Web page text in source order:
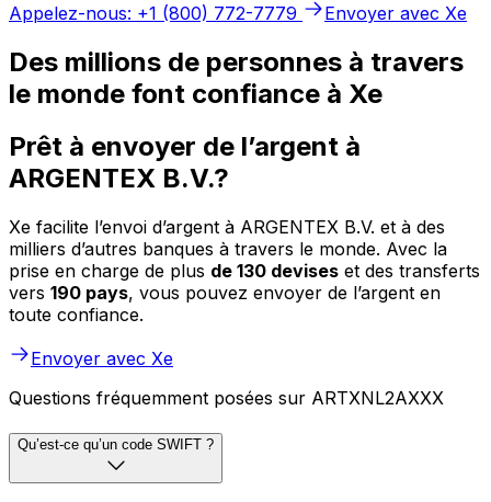
Appelez-nous: +1 (800) 772-7779
Envoyer avec Xe
Des millions de personnes à travers
le monde font confiance à Xe
Prêt à envoyer de l’argent à
ARGENTEX B.V.?
Xe facilite l’envoi d’argent à ARGENTEX B.V. et à des
milliers d’autres banques à travers le monde. Avec la
prise en charge de plus de 130 devises et des transferts
vers 190 pays, vous pouvez envoyer de l’argent en
toute confiance.
Envoyer avec Xe
Questions fréquemment posées sur ARTXNL2AXXX
Qu’est-ce qu’un code SWIFT ?